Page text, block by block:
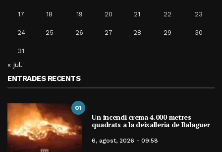
17 18 19 20 21 22 23
24 25 26 27 28 29 30
31
« jul.
ENTRADES RECENTS
01
Un incendi crema 4.000 metres
quadrats a la deixalleria de Balaguer
6, agost, 2026 - 09:58